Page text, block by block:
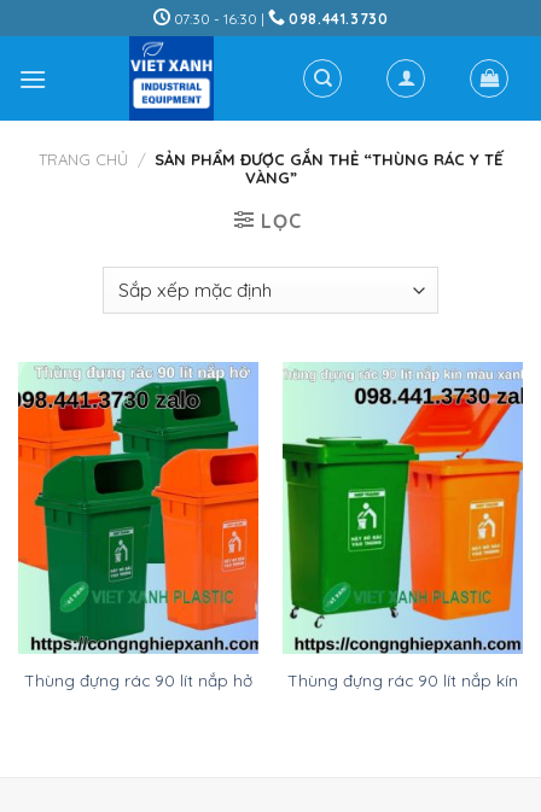
to
content
07:30 - 16:30 | 098.441.3730
TRANG CHỦ / SẢN PHẨM ĐƯỢC GẮN THẺ “THÙNG RÁC Y TẾ
VÀNG”
LỌC
Thùng đựng rác 90 lít nắp hở Thùng đựng rác 90 lít nắp kín